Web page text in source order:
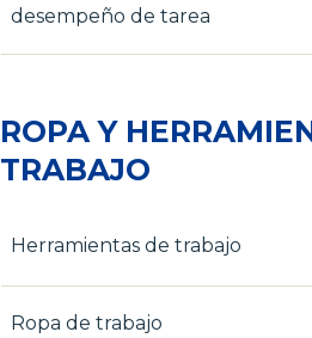
desempeño de tarea
ROPA Y
TRABAJO
Herramientas de trabajo
Ropa de trabajo